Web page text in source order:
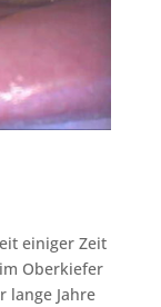
einiger Zeit
Oberkiefer
lange Jahre